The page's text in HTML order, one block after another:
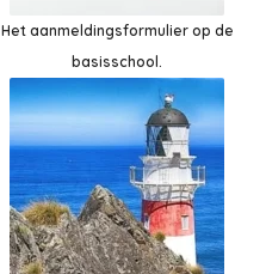
Het aanmeldingsformulier op de
basisschool.